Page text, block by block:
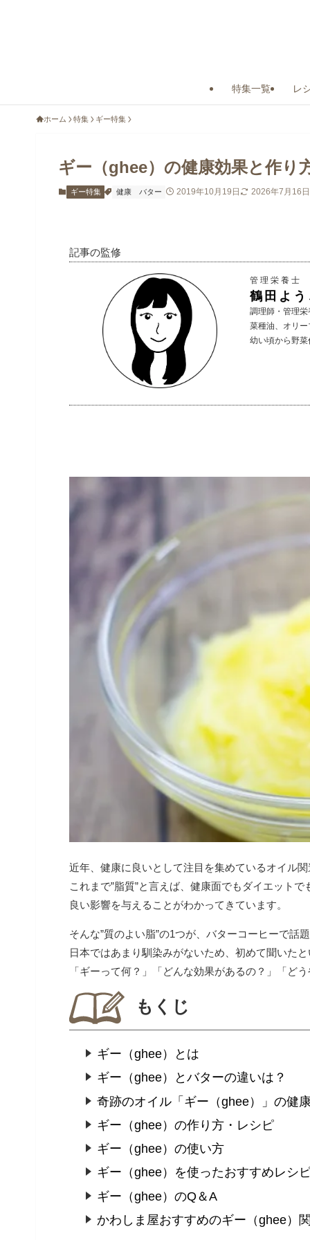
特集一覧 レ
ホーム 特集 ギー特集
ギー（ghee）の健康効果と作り
ギー特集 健康 バター 2019年10月19日 2026年7月16日
記事の監修
管理栄養士
鶴田よ
調理師・管理
菜種油、オリ
幼い頃から野
近年、健康に良いとして注目を集めているオイル
これまで”脂質”と言えば、健康面でもダイエット
良い影響を与えることがわかってきています。
そんな”質のよい脂”の1つが、バターコーヒーで話
日本ではあまり馴染みがないため、初めて聞いた
「ギーって何？」「どんな効果があるの？」「
もくじ
ギー（ghee）とは
ギー（ghee）とバターの違いは？
奇跡のオイル「ギー（ghee）」の健
ギー（ghee）の作り方・レシピ
ギー（ghee）の使い方
ギー（ghee）を使ったおすすめレシ
ギー（ghee）のQ＆A
かわしま屋おすすめのギー（ghee）